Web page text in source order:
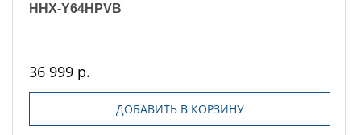
HHX-Y64HPVB
36 999 р.
ДОБАВИТЬ В КОРЗИНУ